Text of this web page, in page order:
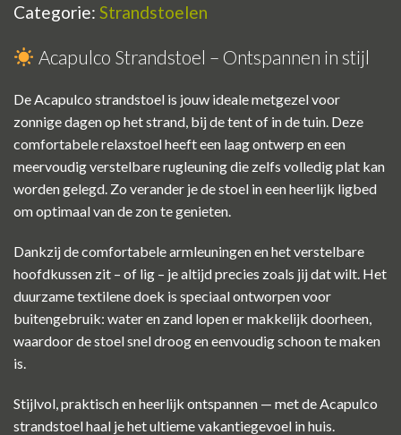
Categorie: Strandstoelen
Acapulco Strandstoel – Ontspannen in stijl
De Acapulco strandstoel is jouw ideale metgezel voor
zonnige dagen op het strand, bij de tent of in de tuin. Deze
comfortabele relaxstoel heeft een laag ontwerp en een
meervoudig verstelbare rugleuning die zelfs volledig plat kan
worden gelegd. Zo verander je de stoel in een heerlijk ligbed
om optimaal van de zon te genieten.
Dankzij de comfortabele armleuningen en het verstelbare
hoofdkussen zit – of lig – je altijd precies zoals jij dat wilt. Het
duurzame textilene doek is speciaal ontworpen voor
buitengebruik: water en zand lopen er makkelijk doorheen,
waardoor de stoel snel droog en eenvoudig schoon te maken
is.
Stijlvol, praktisch en heerlijk ontspannen — met de Acapulco
strandstoel haal je het ultieme vakantiegevoel in huis.